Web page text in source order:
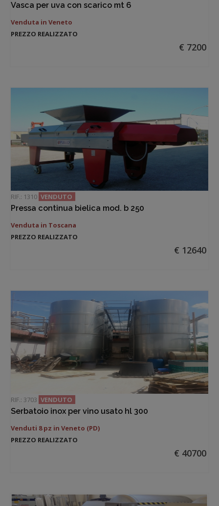
Vasca per uva con scarico mt 6
Venduta in Veneto
PREZZO REALIZZATO
€ 7200
RIF.: 1310 VENDUTO
Pressa continua bielica mod. b 250
Venduta in Toscana
PREZZO REALIZZATO
€ 12640
RIF.: 3703 VENDUTO
Serbatoio inox per vino usato hl 300
Venduti 8 pz in Veneto (PD)
PREZZO REALIZZATO
€ 40700